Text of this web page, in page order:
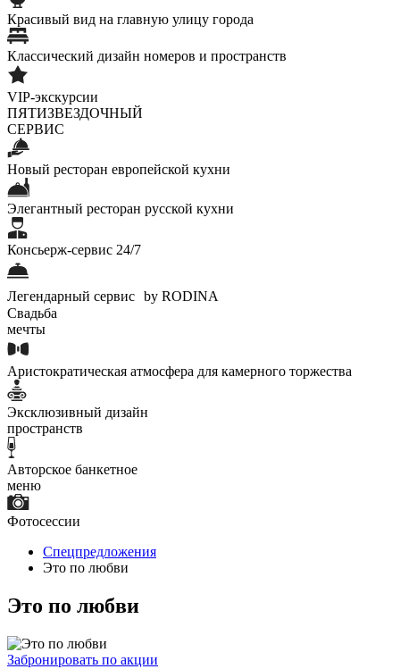
Красивый вид на главную улицу города
Классический дизайн номеров и пространств
VIP-экскурсии
ПЯТИЗВЕЗДОЧНЫЙ
СЕРВИС
Новый ресторан европейской кухни
Элегантный ресторан русской кухни
Консьерж-сервис 24/7
Легендарный сервис by RODINA
Свадьба
мечты
Аристократическая атмосфера для камерного торжества
Эксклюзивный дизайн
пространств
Авторское банкетное
меню
Фотосессии
Спецпредложения
Это по любви
Это по любви
Забронировать по акции